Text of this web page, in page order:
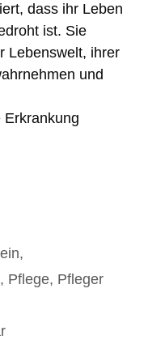
dass ihr Leben
ist. Sie
Lebenswelt, ihrer
und
Erkrankung
,
, Pflege, Pfleger